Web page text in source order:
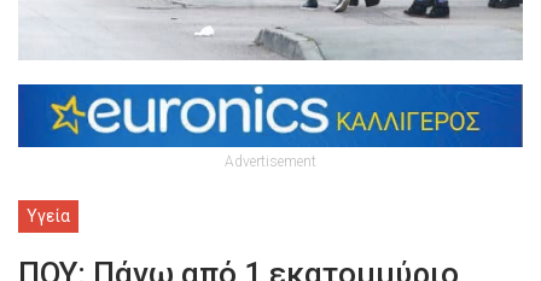
Advertisement
Υγεία